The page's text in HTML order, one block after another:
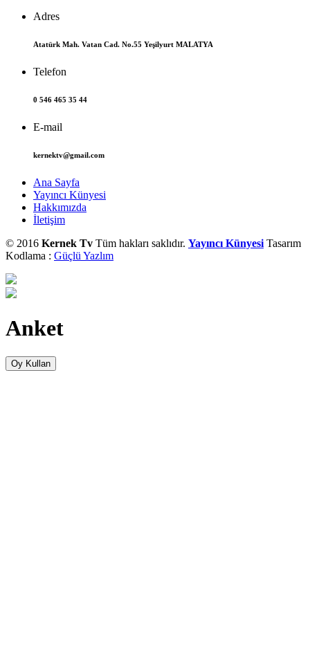
Adres
Atatürk Mah. Vatan Cad. No.55 Yeşilyurt MALATYA
Telefon
0 546 465 35 44
E-mail
kernektv@gmail.com
Ana Sayfa
Yayıncı Künyesi
Hakkımızda
İletişim
© 2016 Kernek Tv Tüm hakları saklıdır. Yayıncı Künyesi Tasarım
Kodlama : Güçlü Yazlım
Anket